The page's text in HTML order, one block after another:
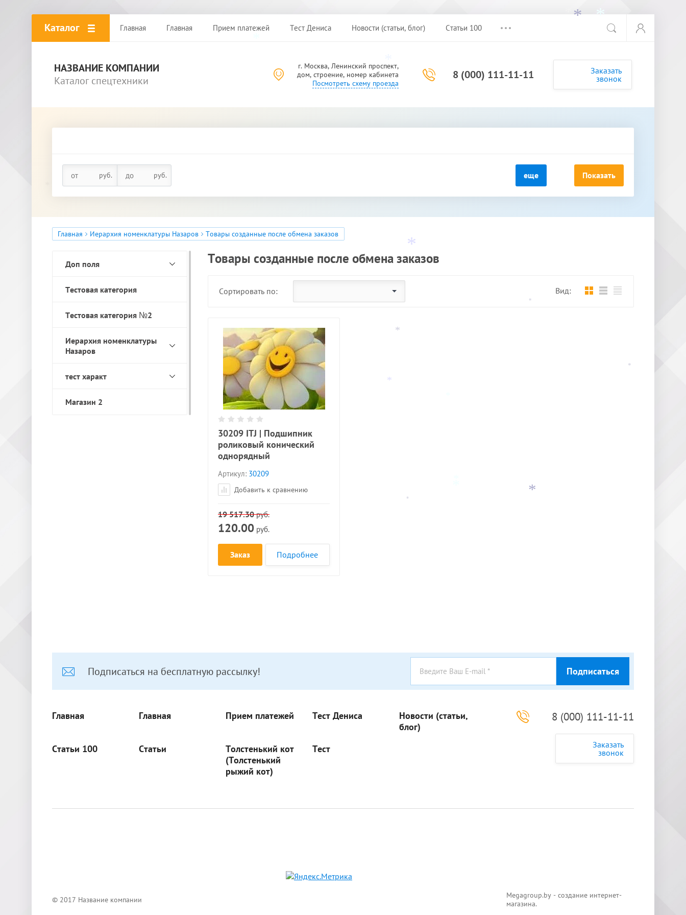
*
*
*
*
*
*
*
* *
Каталог Главная Главная Прием платежей Тест Дениса Новости (статьи, блог) Статьи 100
НАЗВАНИЕ КОМПАНИИ
Каталог спецтехники
г. Москва, Ленинский проспект,
дом, строение, номер кабинета
Посмотреть схему проезда
8 (000) 111-11-11
Заказать
звонок
руб. руб. еще Показать
Главная Иерархия номенклатуры Назаров Товары созданные после обмена заказов
Доп поля
Тестовая категория
Тестовая категория №2
Иерархия номенклатуры
Назаров
тест характ
Магазин 2
Товары созданные после обмена заказов
Сортировать по: Вид:
30209 ITJ | Подшипник
роликовый конический
однорядный
Артикул: 30209
Добавить к сравнению
19 517.30руб.
120.00 руб.
Заказ Подробнее
Подписаться на бесплатную рассылку! Подписаться
Главная Главная Прием платежей Тест Дениса
Новости (статьи,
блог)
Статьи 100
Статьи
Толстенький кот
(Толстенький
рыжий кот)
Тест
8 (000) 111-11-11
Заказать
звонок
© 2017 Название компании
Мegagroup.by - создание интернет-
магазина.